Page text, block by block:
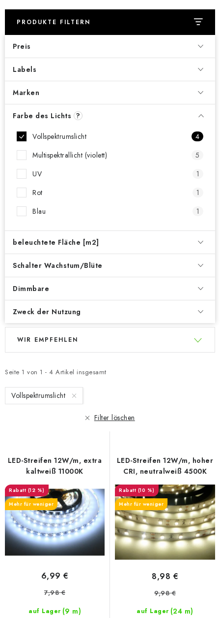
PRODUKTE FILTERN
Preis
Labels
Marken
Farbe des Lichts ?
Vollspektrumslicht
4
Multispektrallicht (violett)
5
UV
1
Rot
1
Blau
1
beleuchtete Fläche [m2]
Schalter Wachstum/Blüte
Dimmbare
Zweck der Nutzung
L
t
e
d
r
d
u
k
t
e
Seite 1 von 1 - 4 Artikel insgesamt
P
d
u
k
r
i
e
r
u
n
g
WIR EMPFEHLEN
Vollspektrumslicht
Filter löschen
LED-Streifen 12W/m, extra
kaltweiß 11000K
(12 %)
Mehr für weniger
auf Lager (9 m)
6,99 €
7,98 €
LED-Streifen 12W/m, hoher
CRI, neutralweiß 4500K
(10 %)
Mehr für weniger
auf Lager (24 m)
8,98 €
9,98 €